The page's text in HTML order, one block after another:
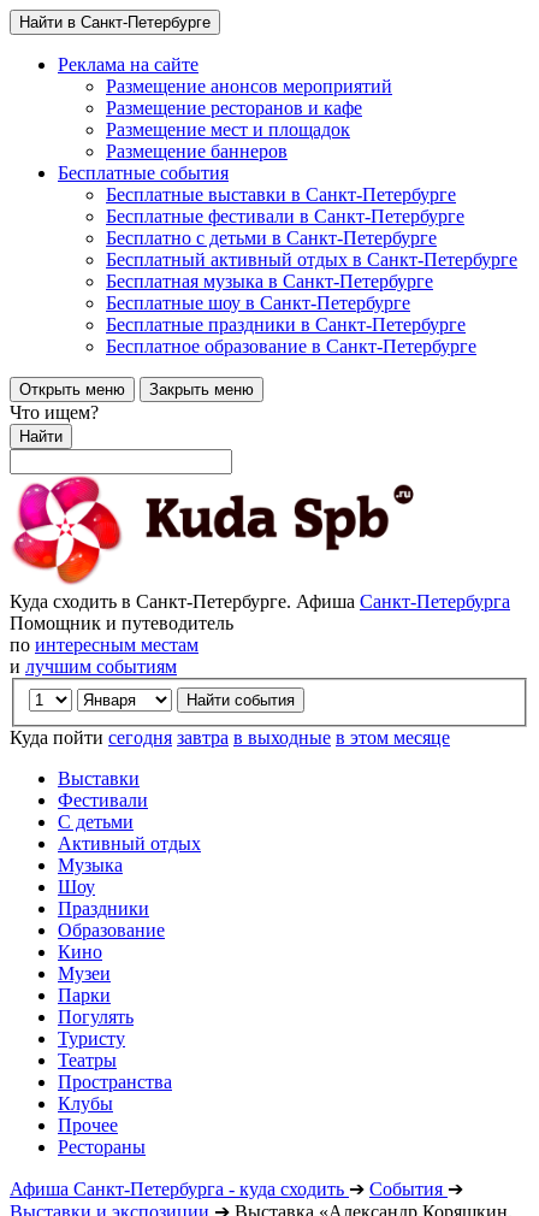
Найти в Санкт-Петербурге
Реклама на сайте
Размещение анонсов мероприятий
Размещение ресторанов и кафе
Размещение мест и площадок
Размещение баннеров
Бесплатные события
Бесплатные выставки в Санкт-Петербурге
Бесплатные фестивали в Санкт-Петербурге
Бесплатно с детьми в Санкт-Петербурге
Бесплатный активный отдых в Санкт-Петербурге
Бесплатная музыка в Санкт-Петербурге
Бесплатные шоу в Санкт-Петербурге
Бесплатные праздники в Санкт-Петербурге
Бесплатное образование в Санкт-Петербурге
Открыть меню Закрыть меню
Что ищем?
Найти
Куда сходить в Санкт-Петербурге. Афиша Санкт-Петербурга
Помощник и путеводитель
по интересным местам
и лучшим событиям
Куда пойти сегодня завтра в выходные в этом месяце
Выставки
Фестивали
С детьми
Активный отдых
Музыка
Шоу
Праздники
Образование
Кино
Музеи
Парки
Погулять
Туристу
Театры
Пространства
Клубы
Прочее
Рестораны
Афиша Санкт-Петербурга - куда сходить ➔ События ➔
Выставки и экспозиции ➔ Выставка «Александр Коряшкин.